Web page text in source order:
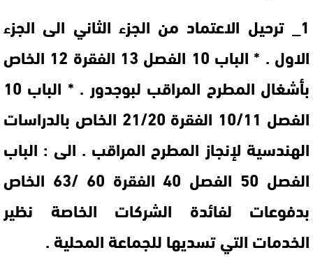
1_ ترحيل الاعتماد من الجزء الثاني الى الجزء
الاول . * الباب 10 الفصل 13 الفقرة 12 الخاص
بأشغال المطرح المراقب لبوجدور . * الباب 10
الفصل 10/11 الفقرة 21/20 الخاص بالدراسات
الهندسية لإنجاز المطرح المراقب . الى : الباب
الفصل 50 الفصل 40 الفقرة 60 /63 الخاص
بدفوعات لفائدة الشركات الخاصة نظير
الخدمات التي تسديها للجماعة المحلية .